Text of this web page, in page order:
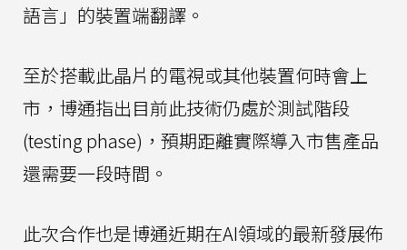
語言」的裝置端翻譯。
至於搭載此晶片的電視或其他裝置何時會上
市，博通指出目前此技術仍處於測試階段
(testing phase)，預期距離實際導入市售產品
還需要一段時間。
此次合作也是博通近期在AI領域的最新發展佈